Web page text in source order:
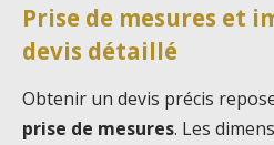
Prise de mesures et
devis détaillé
Obtenir un devis précis
prise de mesures. Les